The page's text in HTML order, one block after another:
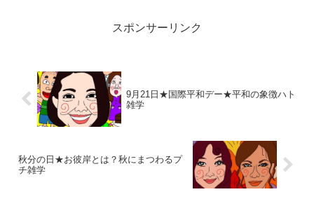
スポンサーリンク
9月21日★国際平和デー★平和の象徴ハト
雑学
秋分の日★お彼岸とは？秋にまつわるプ
チ雑学